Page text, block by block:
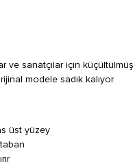
ve sanatçılar için
modele sadık kalıyor.
üst yüzey